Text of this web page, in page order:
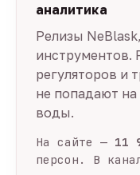
аналитика
Релизы
инструментов.
регуляторов и
не попадают на
воды.
На сайте — 11
персон. В